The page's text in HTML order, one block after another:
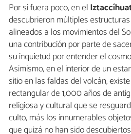
Por si fuera poco, en el
descubrieron múltiples
alineados a los movimientos del
una contribución por parte de
su inquietud por entender el
Asimismo, en el interior de un
sitio en las faldas del volcán,
rectangular de 1,000 años de
religiosa y cultural que se
culto, más los innumerables
que quizá no han sido